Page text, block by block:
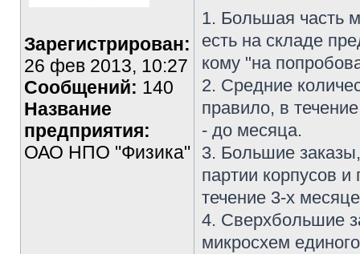
Зарегистрирован:
26 фев 2013, 10:27
Сообщений: 140
Название
предприятия:
ОАО НПО "Физика"
1. Большая часть
есть на складе
кому "на
2. Средние
правило, в
- до месяца.
3. Большие
партии корпусов
течение 3-х
4. Сверхбольшие
микросхем